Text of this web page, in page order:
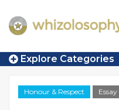
Explore Categories
Honour & Respect Essay